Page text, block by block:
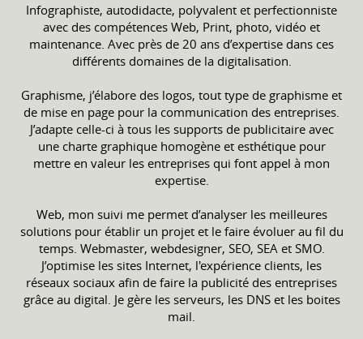
Infographiste, autodidacte, polyvalent et perfectionniste
avec des compétences Web, Print, photo, vidéo et
maintenance. Avec près de 20 ans d’expertise dans ces
différents domaines de la digitalisation.
Graphisme, j’élabore des logos, tout type de graphisme et
de mise en page pour la communication des entreprises.
J’adapte celle-ci à tous les supports de publicitaire avec
une charte graphique homogène et esthétique pour
mettre en valeur les entreprises qui font appel à mon
expertise.
Web, mon suivi me permet d’analyser les meilleures
solutions pour établir un projet et le faire évoluer au fil du
temps. Webmaster, webdesigner, SEO, SEA et SMO.
J’optimise les sites Internet, l'expérience clients, les
réseaux sociaux afin de faire la publicité des entreprises
grâce au digital. Je gère les serveurs, les DNS et les boites
mail.